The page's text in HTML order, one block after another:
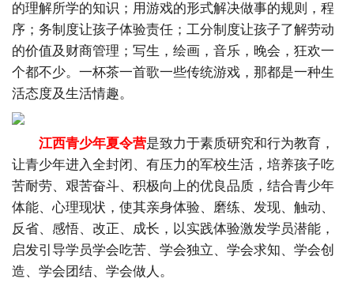
的理解所学的知识；用游戏的形式解决做事的规则，程
序；务制度让孩子体验责任；工分制度让孩子了解劳动
的价值及财商管理；写生，绘画，音乐，晚会，狂欢一
个都不少。一杯茶一首歌一些传统游戏，那都是一种生
活态度及生活情趣。
江西青少年夏令营是致力于素质研究和行为教育，
让青少年进入全封闭、有压力的军校生活，培养孩子吃
苦耐劳、艰苦奋斗、积极向上的优良品质，结合青少年
体能、心理现状，使其亲身体验、磨练、发现、触动、
反省、感悟、改正、成长，以实践体验激发学员潜能，
启发引导学员学会吃苦、学会独立、学会求知、学会创
造、学会团结、学会做人。